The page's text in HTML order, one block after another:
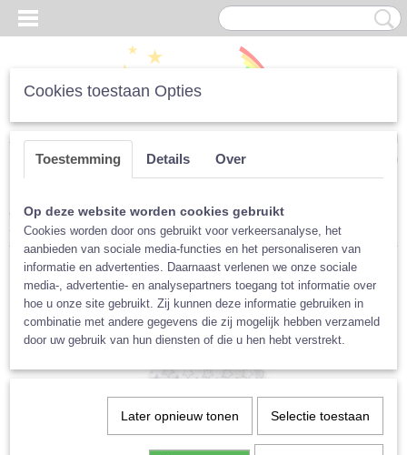
Inloggen Registreren
(0)
Home >Luiers>Per Merk> XKKO>Bijtring met tutteldoekje,
Sterren Grijs
Cookies toestaan Opties
Toestemming Details Over
Op deze website worden cookies gebruikt
Cookies worden door ons gebruikt voor verkeersanalyse, het
aanbieden van sociale media-functies en het personaliseren van
informatie en advertenties. Daarnaast verlenen we onze sociale
media-, advertentie- en analysepartners toegang tot informatie over
hoe u onze site gebruikt. Zij kunnen deze informatie gebruiken in
combinatie met andere gegevens die zij mogelijk hebben verzameld
door uw gebruik van hun diensten of die u hen hebt verstrekt.
Later opnieuw tonen Selectie toestaan